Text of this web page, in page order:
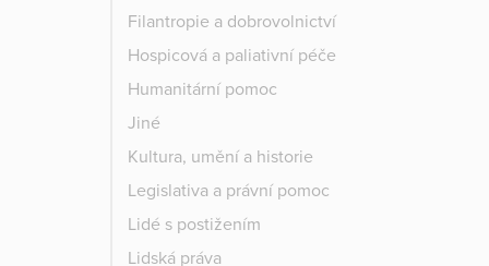
Filantropie a dobrovolnictví
Hospicová a paliativní péče
Humanitární pomoc
Jiné
Kultura, umění a historie
Legislativa a právní pomoc
Lidé s postižením
Lidská práva